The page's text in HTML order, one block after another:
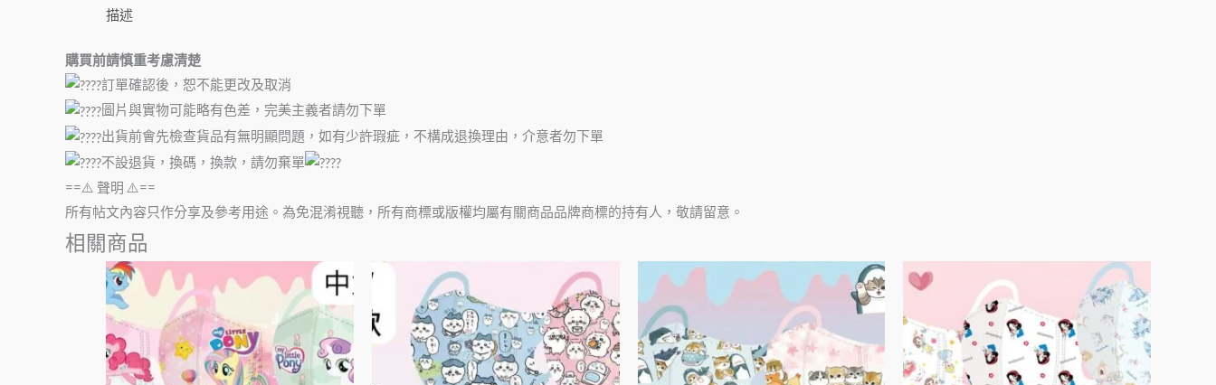
描述
購買前請慎重考慮清楚
訂單確認後，恕不能更改及取消
圖片與實物可能略有色差，完美主義者請勿下單
出貨前會先檢查貨品有無明顯問題，如有少許瑕疵，不構成退換理由，介意者勿下單
不設退貨，換碼，換款，請勿棄單
==⚠️ 聲明 ⚠️==
所有帖文內容只作分享及參考用途。為免混淆視聽，所有商標或版權均屬有關商品品牌商標的持有人，敬請留意。
相關商品
產
品
有
多